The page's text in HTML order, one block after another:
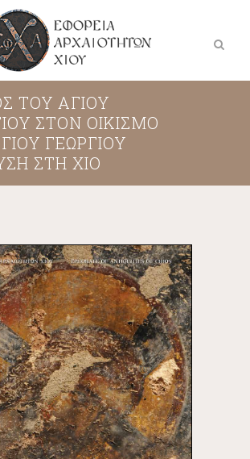
ΤΟΥ ΑΓΙΟΥ
ΣΤΟΝ ΟΙΚΙΣΜΟ
ΓΕΩΡΓΙΟΥ
ΣΤΗ ΧΙΟ